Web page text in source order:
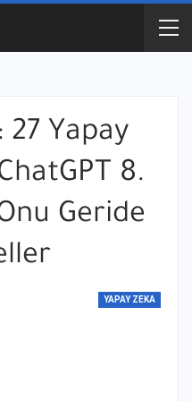
27 Yapay
8.
Geride
YAPAY ZEKA